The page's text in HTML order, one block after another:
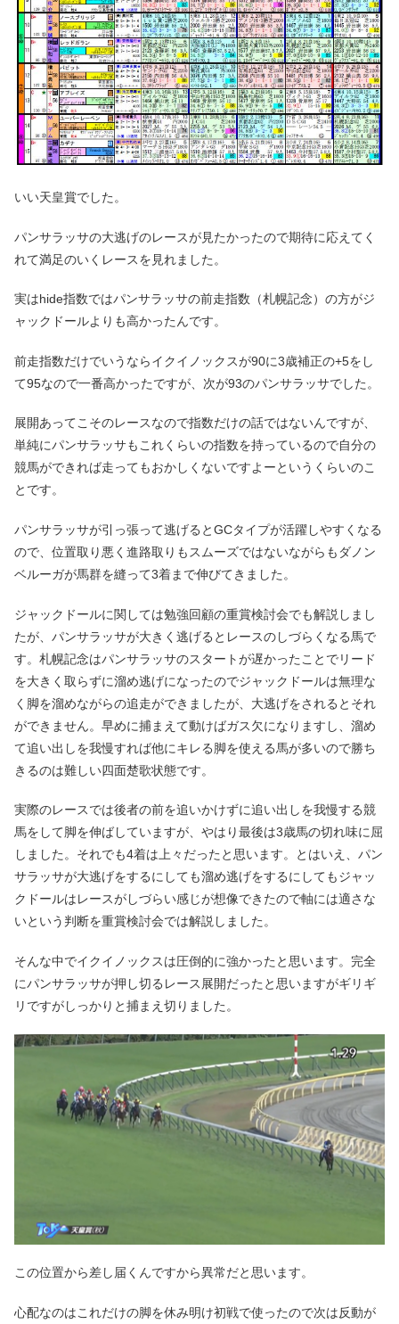
いい天皇賞でした。
パンサラッサの大逃げのレースが見たかったので期待に応えてく
れて満足のいくレースを見れました。
実はhide指数ではパンサラッサの前走指数（札幌記念）の方がジ
ャックドールよりも高かったんです。
前走指数だけでいうならイクイノックスが90に3歳補正の+5をし
て95なので一番高かったですが、次が93のパンサラッサでした。
展開あってこそのレースなので指数だけの話ではないんですが、
単純にパンサラッサもこれくらいの指数を持っているので自分の
競馬ができれば走ってもおかしくないですよーというくらいのこ
とです。
パンサラッサが引っ張って逃げるとGCタイプが活躍しやすくなる
ので、位置取り悪く進路取りもスムーズではないながらもダノン
ベルーガが馬群を縫って3着まで伸びてきました。
ジャックドールに関しては勉強回顧の重賞検討会でも解説しまし
たが、パンサラッサが大きく逃げるとレースのしづらくなる馬で
す。札幌記念はパンサラッサのスタートが遅かったことでリード
を大きく取らずに溜め逃げになったのでジャックドールは無理な
く脚を溜めながらの追走ができましたが、大逃げをされるとそれ
ができません。早めに捕まえて動けばガス欠になりますし、溜め
て追い出しを我慢すれば他にキレる脚を使える馬が多いので勝ち
きるのは難しい四面楚歌状態です。
実際のレースでは後者の前を追いかけずに追い出しを我慢する競
馬をして脚を伸ばしていますが、やはり最後は3歳馬の切れ味に屈
しました。それでも4着は上々だったと思います。とはいえ、パン
サラッサが大逃げをするにしても溜め逃げをするにしてもジャッ
クドールはレースがしづらい感じが想像できたので軸には適さな
いという判断を重賞検討会では解説しました。
そんな中でイクイノックスは圧倒的に強かったと思います。完全
にパンサラッサが押し切るレース展開だったと思いますがギリギ
リですがしっかりと捕まえ切りました。
この位置から差し届くんですから異常だと思います。
心配なのはこれだけの脚を休み明け初戦で使ったので次は反動が